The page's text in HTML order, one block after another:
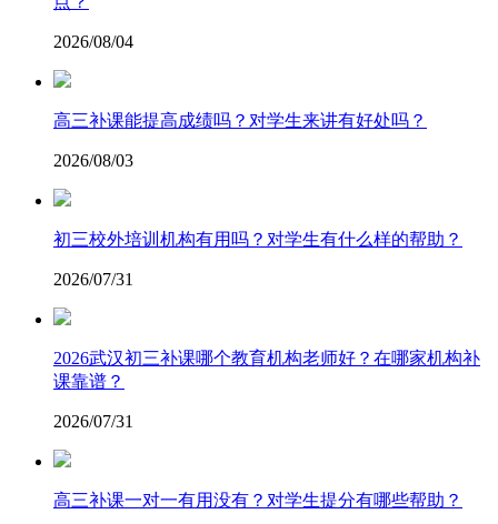
2026/08/04
高三补课能提高成绩吗？对学生来讲有好处吗？
2026/08/03
初三校外培训机构有用吗？对学生有什么样的帮助？
2026/07/31
2026武汉初三补课哪个教育机构老师好？在哪家机构补
课靠谱？
2026/07/31
高三补课一对一有用没有？对学生提分有哪些帮助？